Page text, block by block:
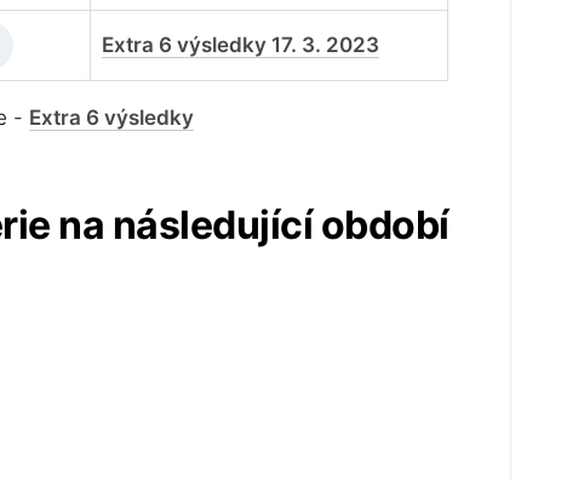
Extra 6 výsledky 17. 3. 2023
- Extra 6 výsledky
na následující období